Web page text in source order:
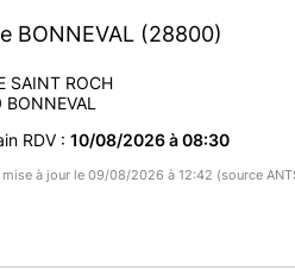
BONNEVAL (28800)
SAINT ROCH
BONNEVAL
RDV : 10/08/2026 à 08:30
à jour le 09/08/2026 à 12:42 (source